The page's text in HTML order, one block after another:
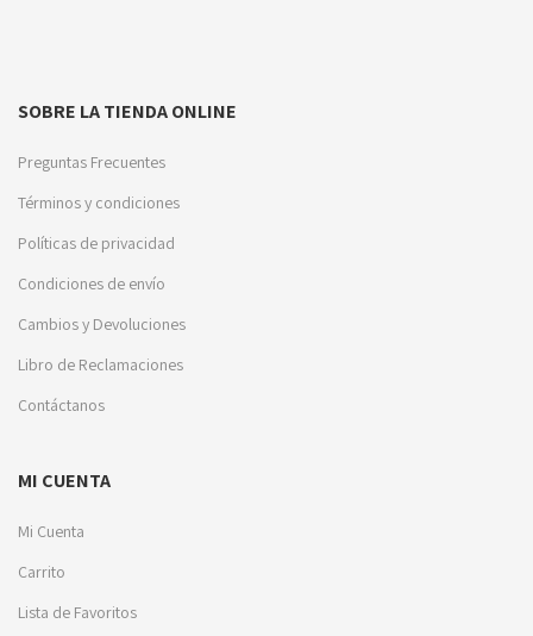
SOBRE LA TIENDA ONLINE
Preguntas Frecuentes
Términos y condiciones
Políticas de privacidad
Condiciones de envío
Cambios y Devoluciones
Libro de Reclamaciones
Contáctanos
MI CUENTA
Mi Cuenta
Carrito
Lista de Favoritos